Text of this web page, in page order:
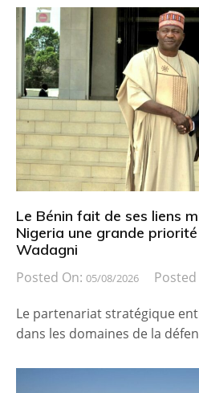
Le Bénin fait de ses liens
Nigeria une grande priorité
Wadagni
Posted On: 05/08/2026 Posted
Le partenariat stratégique
dans les domaines de la